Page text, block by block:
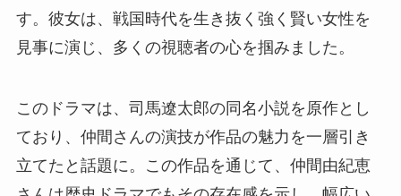
す。彼女は、戦国時代を生き抜く強く賢い女性を
見事に演じ、多くの視聴者の心を掴みました。
このドラマは、司馬遼太郎の同名小説を原作とし
ており、仲間さんの演技が作品の魅力を一層引き
立てたと話題に。この作品を通じて、仲間由紀恵